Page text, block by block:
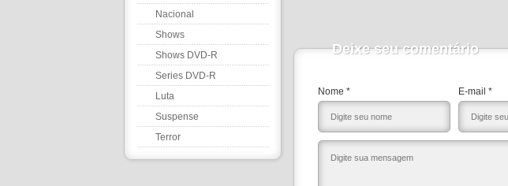
Nacional
Shows
Shows DVD-R
Series DVD-R
Luta
Suspense
Terror
Deixe seu comentário
Nome * E-mail *